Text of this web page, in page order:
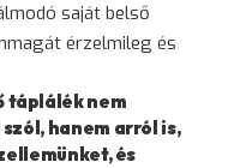
saját belső
érzelmileg és
táplálék nem
hanem arról is,
és